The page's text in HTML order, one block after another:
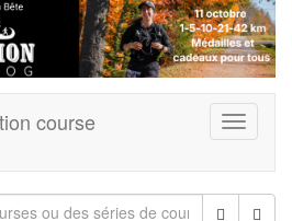
T
o
g
g